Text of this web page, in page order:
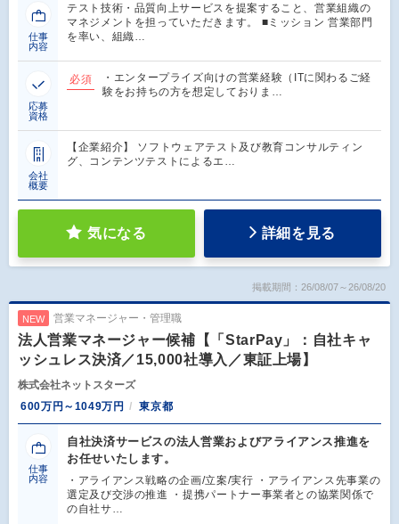
仕事
内容
テスト技術・品質向上サービスを提案すること、営業組織の
マネジメントを担っていただきます。 ■ミッション 営業部門
を率い、組織…
応募
資格
必須
・エンタープライズ向けの営業経験（ITに関わるご経
験をお持ちの方を想定しておりま…
会社
概要
【企業紹介】 ソフトウェアテスト及び教育コンサルティン
グ、コンテンツテストによるエ…
気になる 詳細を見る
掲載期間：26/08/07～26/08/20
NEW 営業マネージャー・管理職
法人営業マネージャー候補【「StarPay」：自社キャ
ッシュレス決済／15,000社導入／東証上場】
株式会社ネットスターズ
600万円～1049万円
東京都
仕事
内容
自社決済サービスの法人営業およびアライアンス推進を
お任せいたします。
・アライアンス戦略の企画/立案/実行 ・アライアンス先事業の
選定及び交渉の推進 ・提携パートナー事業者との協業関係で
の自社サ…